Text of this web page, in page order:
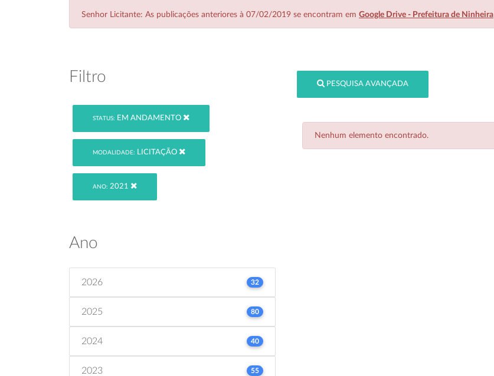
Senhor Licitante: As publicações anteriores à 07/02/2019 se encontram em Google Drive - Prefeitura de Ninheira
Filtro
STATUS: EM ANDAMENTO
MODALIDADE: LICITAÇÃO
ANO: 2021
Ano
2026 32
2025 80
2024 40
2023 55
PESQUISA AVANÇADA
Nenhum elemento encontrado.